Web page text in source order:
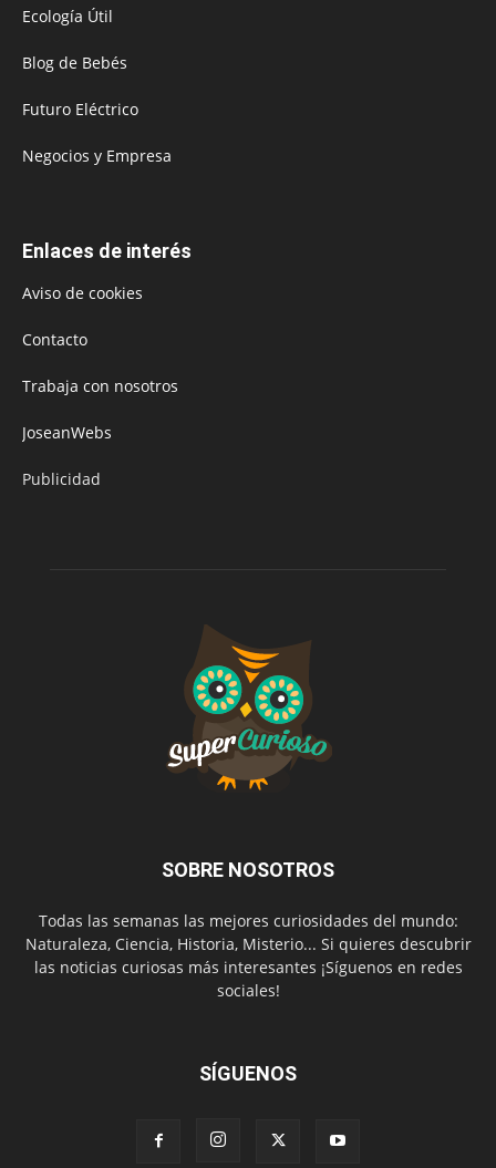
Ecología Útil
Blog de Bebés
Futuro Eléctrico
Negocios y Empresa
Enlaces de interés
Aviso de cookies
Contacto
Trabaja con nosotros
JoseanWebs
Publicidad
SOBRE NOSOTROS
Todas las semanas las mejores curiosidades del mundo:
Naturaleza, Ciencia, Historia, Misterio... Si quieres descubrir
las noticias curiosas más interesantes ¡Síguenos en redes
sociales!
SÍGUENOS